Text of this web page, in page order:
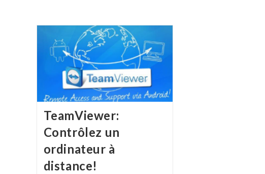
TeamViewer:
Contrôlez un
ordinateur à
distance!